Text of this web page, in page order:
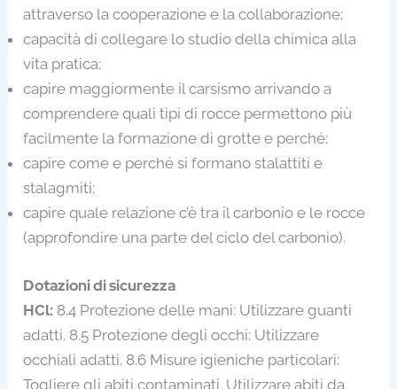
attraverso la cooperazione e la collaborazione;
capacità di collegare lo studio della chimica alla
vita pratica;
capire maggiormente il carsismo arrivando a
comprendere quali tipi di rocce permettono più
facilmente la formazione di grotte e perché;
capire come e perché si formano stalattiti e
stalagmiti;
capire quale relazione c’è tra il carbonio e le rocce
(approfondire una parte del ciclo del carbonio).
Dotazioni di sicurezza
HCl: 8.4 Protezione delle mani: Utilizzare guanti
adatti. 8.5 Protezione degli occhi: Utilizzare
occhiali adatti. 8.6 Misure igieniche particolari:
Togliere gli abiti contaminati. Utilizzare abiti da